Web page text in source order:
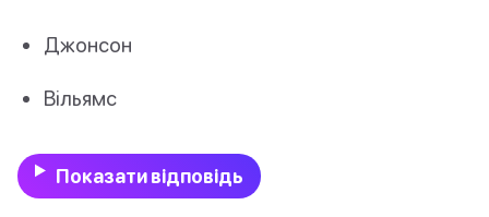
Джонсон
Вільямс
Показати відповідь